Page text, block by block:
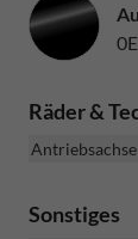
Räder &
Antriebsachse
Sonstiges